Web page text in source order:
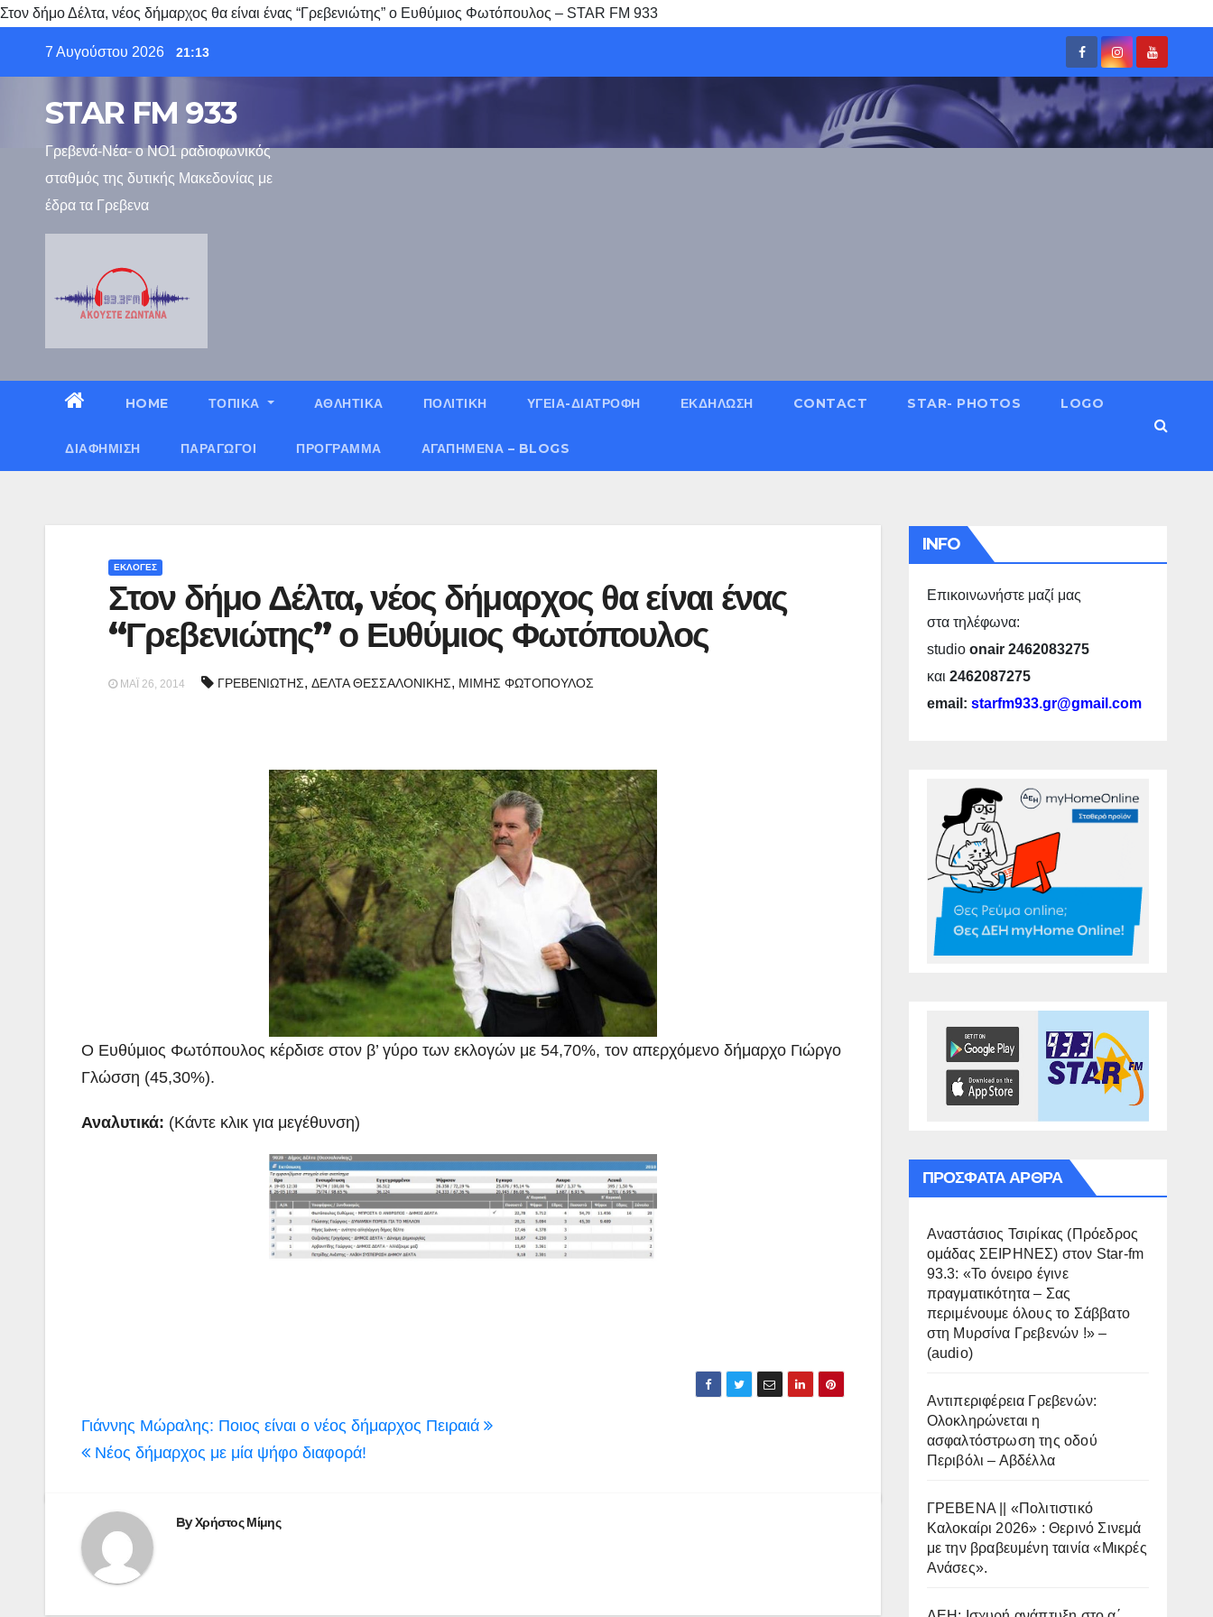
Στον δήμο Δέλτα, νέος δήμαρχος θα είναι ένας “Γρεβενιώτης” ο Ευθύμιος Φωτόπουλος – STAR FM 933
7 Αυγούστου 2026 21:13
STAR FM 933
Γρεβενά-Νέα- ο ΝΟ1 ραδιοφωνικός
σταθμός της δυτικής Μακεδονίας με
έδρα τα Γρεβενα
HOME ΤΟΠΙΚΑ ΑΘΛΗΤΙΚΑ ΠΟΛΙΤΙΚΗ ΥΓΕΙΑ-ΔΙΑΤΡΟΦΗ ΕΚΔΗΛΩΣΗ CONTACT STAR- PHOTOS LOGO
ΔΙΑΦΉΜΙΣΗ ΠΑΡΑΓΩΓΟΊ ΠΡΌΓΡΑΜΜΑ ΑΓΑΠΗΜΈΝΑ – BLOGS
ΕΚΛΟΓΕΣ
Στον δήμο Δέλτα, νέος δήμαρχος θα είναι ένας
“Γρεβενιώτης” ο Ευθύμιος Φωτόπουλος
ΜΆΙ 26, 2014 ΓΡΕΒΕΝΙΩΤΗΣ, ΔΕΛΤΑ ΘΕΣΣΑΛΟΝΙΚΗΣ, ΜΙΜΗΣ ΦΩΤΟΠΟΥΛΟΣ
Ο Ευθύμιος Φωτόπουλος κέρδισε στον β’ γύρο των εκλογών με 54,70%, τον απερχόμενο δήμαρχο Γιώργο
Γλώσση (45,30%).
Αναλυτικά: (Κάντε κλικ για μεγέθυνση)
Πλοήγηση
άρθρων
Γιάννης Μώραλης: Ποιος είναι ο νέος δήμαρχος Πειραιά
Νέος δήμαρχος με μία ψήφο διαφορά!
ByΧρήστος Μίμης
INFO
Επικοινωνήστε μαζί μας
στα τηλέφωνα:
studio onair 2462083275
και 2462087275
email: starfm933.gr@gmail.com
ΠΡΌΣΦΑΤΑ ΆΡΘΡΑ
Αναστάσιος Τσιρίκας (Πρόεδρος
ομάδας ΣΕΙΡΗΝΕΣ) στον Star-fm
93.3: «Το όνειρο έγινε
πραγματικότητα – Σας
περιμένουμε όλους το Σάββατο
στη Μυρσίνα Γρεβενών !» –
(audio)
Αντιπεριφέρεια Γρεβενών:
Ολοκληρώνεται η
ασφαλτόστρωση της οδού
Περιβόλι – Αβδέλλα
ΓΡΕΒΕΝΑ || «Πολιτιστικό
Καλοκαίρι 2026» : Θερινό Σινεμά
με την βραβευμένη ταινία «Μικρές
Ανάσες».